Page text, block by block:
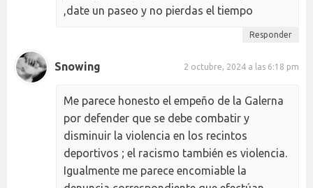
,date un paseo y no pierdas el tiempo
Responder
Snowing 2 octubre, 2024 a las 6:18 pm
Me parece honesto el empeño de la Galerna
por defender que se debe combatir y
disminuir la violencia en los recintos
deportivos ; el racismo también es violencia.
Igualmente me parece encomiable la